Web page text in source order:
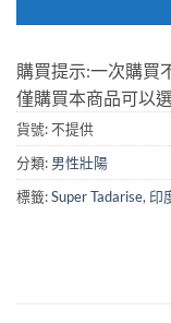
購買提示:一次購買
僅購買本商品可以
貨號:不提供
分類: 男性壯陽
標籤:Super Tadarise, 印